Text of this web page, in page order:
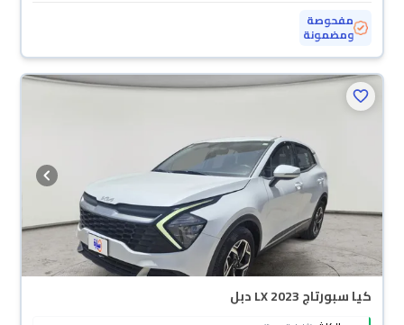
مفحوصة
ومضمونة
كيا سبورتاج LX 2023 دبل